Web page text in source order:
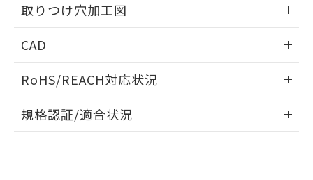
取りつけ穴加工図
CAD
ドすることができます。
ログイン/会員登録
RoHS/REACH対応状況
EU RoHS 注意事項・凡例
規格認証/適合状況
※当社の共同利用者とは、
の共同利用に関して"
の「1.共同利
EU RoHS指令（10物質）の非含有証明書
ものではありません。
また、RoHS指令のフタル酸エステル類４
物質の対応では、対応完了までの期間は出
荷製品に未対応品が混在することから備考
欄に対応日を記載しておりました。